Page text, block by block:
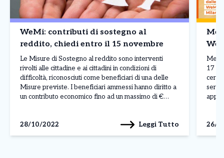
WeMi: contributi di sostegno al
reddito, chiedi entro il 15 novembre
Le Misure di Sostegno al reddito sono interventi
rivolti alle cittadine e ai cittadini in condizioni di
difficoltà, riconosciuti come beneficiari di una delle
Misure previste. I beneficiari ammessi hanno diritto a
un contributo economico fino ad un massimo di €
28/10/2022
Leggi Tutto
17 si
26/